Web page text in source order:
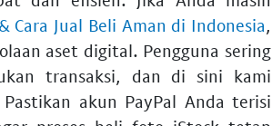
Cara Jual Beli Aman di Indonesia,
aset digital. Pengguna sering
transaksi, dan di sini kami
akun PayPal Anda terisi